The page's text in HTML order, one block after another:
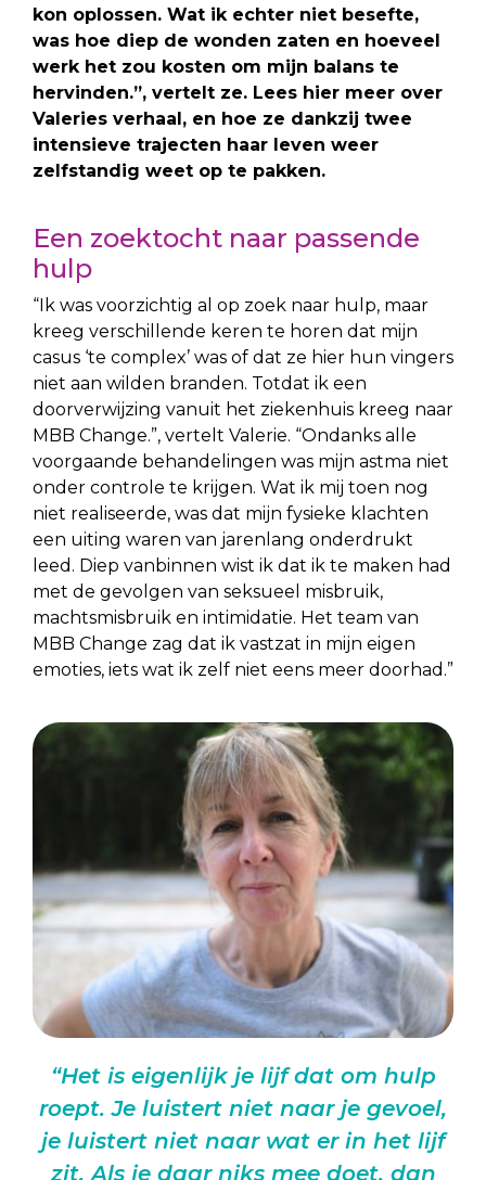
kon oplossen. Wat ik echter niet besefte,
was hoe diep de wonden zaten en hoeveel
werk het zou kosten om mijn balans te
hervinden.”, vertelt ze. Lees hier meer over
Valeries verhaal, en hoe ze dankzij twee
intensieve trajecten haar leven weer
zelfstandig weet op te pakken.
Een zoektocht naar passende
hulp
“Ik was voorzichtig al op zoek naar hulp, maar
kreeg verschillende keren te horen dat mijn
casus ‘te complex’ was of dat ze hier hun vingers
niet aan wilden branden. Totdat ik een
doorverwijzing vanuit het ziekenhuis kreeg naar
MBB Change.”, vertelt Valerie. “Ondanks alle
voorgaande behandelingen was mijn astma niet
onder controle te krijgen. Wat ik mij toen nog
niet realiseerde, was dat mijn fysieke klachten
een uiting waren van jarenlang onderdrukt
leed. Diep vanbinnen wist ik dat ik te maken had
met de gevolgen van seksueel misbruik,
machtsmisbruik en intimidatie. Het team van
MBB Change zag dat ik vastzat in mijn eigen
emoties, iets wat ik zelf niet eens meer doorhad.”
“Het is eigenlijk je lijf dat om hulp
roept. Je luistert niet naar je gevoel,
je luistert niet naar wat er in het lijf
zit. Als je daar niks mee doet, dan